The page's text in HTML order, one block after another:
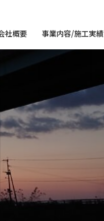
社概要 事業内容/施工実績